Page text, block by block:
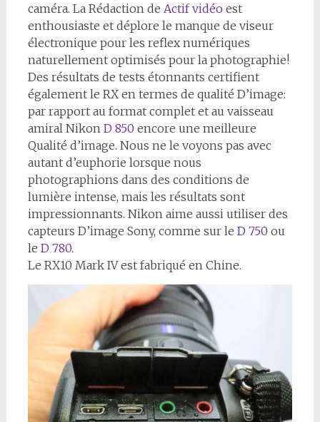
caméra. La Rédaction de Actif vidéo est
enthousiaste et déplore le manque de viseur
électronique pour les reflex numériques
naturellement optimisés pour la photographie!
Des résultats de tests étonnants certifient
également le RX en termes de qualité D’image:
par rapport au format complet et au vaisseau
amiral Nikon D 850 encore une meilleure
Qualité d’image. Nous ne le voyons pas avec
autant d’euphorie lorsque nous
photographions dans des conditions de
lumière intense, mais les résultats sont
impressionnants. Nikon aime aussi utiliser des
capteurs D’image Sony, comme sur le D 750 ou
le D 780.
Le RX10 Mark IV est fabriqué en Chine.